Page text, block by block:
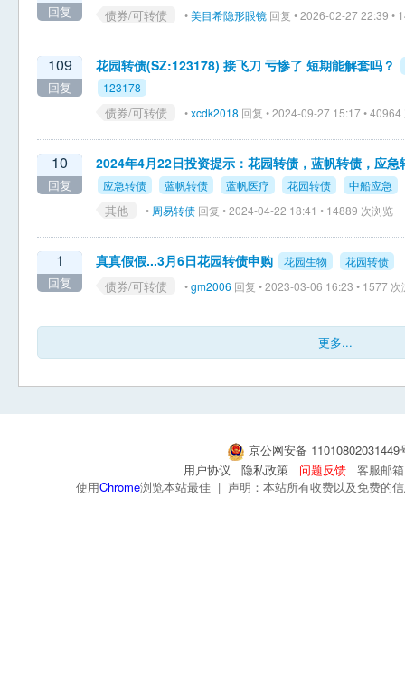
回复 债券/可转债 •美目希隐形眼镜 回复 • 2026-02-27 22:39 •
109
回复
花园转债(SZ:123178) 接飞刀 亏惨了 短期能解套吗？
123178
债券/可转债 •xcdk2018 回复 • 2024-09-27 15:17 • 40964
10
回复
2024年4月22日投资提示：花园转债，蓝帆转债，应急
应急转债 蓝帆转债 蓝帆医疗 花园转债 中船应急
其他 • 周易转债 回复 • 2024-04-22 18:41 • 14889 次浏览
1
回复
真真假假...3月6日花园转债申购 花园生物 花园转债
债券/可转债 •gm2006 回复 • 2023-03-06 16:23 • 1577 次
更多...
京公网安备
用户协议
隐私政策 问题反馈
客服邮
使用Chrome浏览本站最佳 | 声明：本站所有收费以及免费的